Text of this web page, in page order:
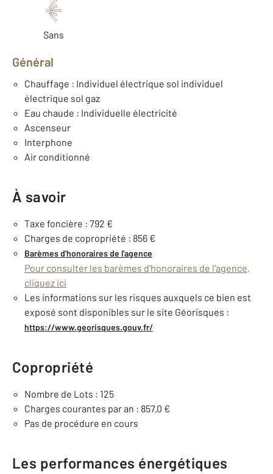
Sans
Général
Chauffage : Individuel électrique sol individuel
électrique sol gaz
Eau chaude : Individuelle électricité
Ascenseur
Interphone
Air conditionné
À savoir
Taxe foncière : 792 €
Charges de copropriété : 856 €
Barèmes d'honoraires de l'agence
Pour consulter les barèmes d'honoraires de l'agence,
cliquez ici
Les informations sur les risques auxquels ce bien est
exposé sont disponibles sur le site Géorisques :
https://www.georisques.gouv.fr/
Copropriété
Nombre de Lots : 125
Charges courantes par an : 857,0 €
Pas de procédure en cours
Les performances énergétiques